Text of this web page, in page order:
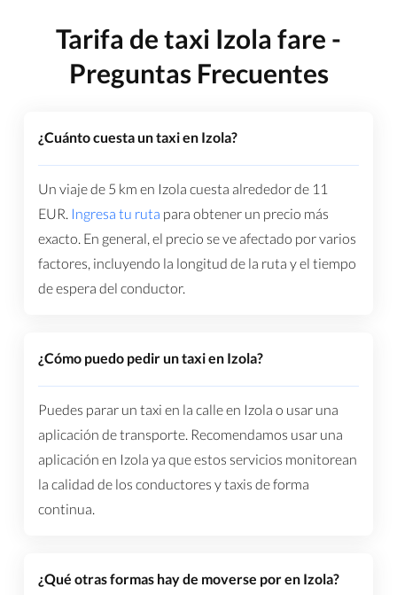
Tarifa de taxi Izola fare -
Preguntas Frecuentes
¿Cuánto cuesta un taxi en Izola?
Un viaje de 5 km en Izola cuesta alrededor de 11
EUR. Ingresa tu ruta para obtener un precio más
exacto. En general, el precio se ve afectado por varios
factores, incluyendo la longitud de la ruta y el tiempo
de espera del conductor.
¿Cómo puedo pedir un taxi en Izola?
Puedes parar un taxi en la calle en Izola o usar una
aplicación de transporte. Recomendamos usar una
aplicación en Izola ya que estos servicios monitorean
la calidad de los conductores y taxis de forma
continua.
¿Qué otras formas hay de moverse por en Izola?